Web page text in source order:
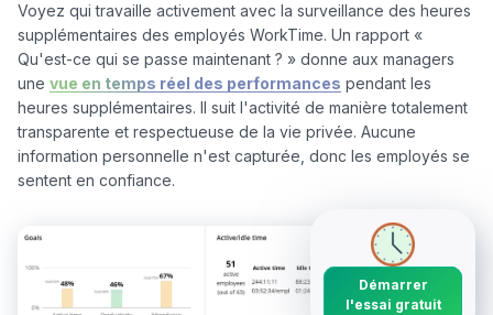
Voyez qui travaille activement avec la surveillance des heures
supplémentaires des employés WorkTime. Un rapport «
Qu'est-ce qui se passe maintenant ? » donne aux managers
une vue en temps réel des performances pendant les
heures supplémentaires. Il suit l'activité de manière totalement
transparente et respectueuse de la vie privée. Aucune
information personnelle n'est capturée, donc les employés se
Démarrer
l'essai gratuit